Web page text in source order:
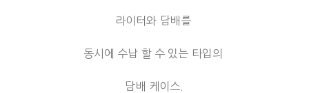
라이터와 담배를
동시에 수납 할 수 있는 타입의
담배 케이스.